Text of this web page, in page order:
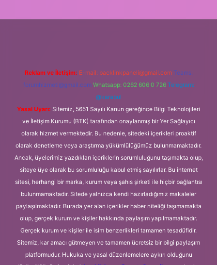
Reklam ve İletişim: E-mail: backlinkpaneli@gmail.com Teams:
forumhizmeti@gmail.com Whatsapp: 0262 606 0 726 Telegram:
@karabul
Yasal Uyarı: Sitemiz, 5651 Sayılı Kanun gereğince Bilgi Teknolojileri
ve İletişim Kurumu (BTK) tarafından onaylanmış bir Yer Sağlayıcı
olarak hizmet vermektedir. Bu nedenle, sitedeki içerikleri proaktif
olarak denetleme veya araştırma yükümlülüğümüz bulunmamaktadır.
Ancak, üyelerimiz yazdıkları içeriklerin sorumluluğunu taşımakta olup,
siteye üye olarak bu sorumluluğu kabul etmiş sayılırlar. Bu internet
sitesi, herhangi bir marka, kurum veya şahıs şirketi ile hiçbir bağlantısı
bulunmamaktadır. Sitede yalnızca kendi hazırladığımız makaleler
paylaşılmaktadır. Burada yer alan içerikler haber niteliği taşımamakta
olup, gerçek kurum ve kişiler hakkında paylaşım yapılmamaktadır.
Gerçek kurum ve kişiler ile isim benzerlikleri tamamen tesadüfidir.
Sitemiz, kar amacı gütmeyen ve tamamen ücretsiz bir bilgi paylaşım
platformudur. Hukuka ve yasal düzenlemelere aykırı olduğunu